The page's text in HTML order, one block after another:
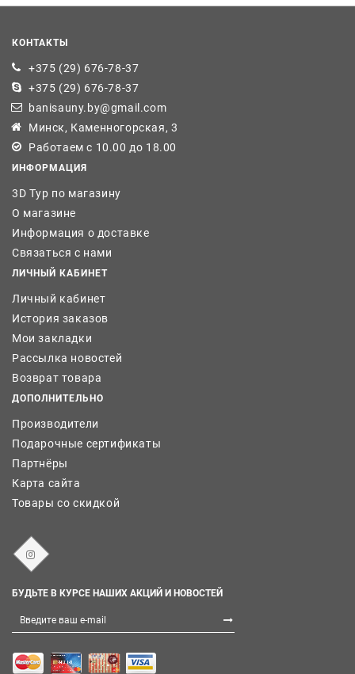
КОНТАКТЫ
+375 (29) 676-78-37
+375 (29) 676-78-37
banisauny.by@gmail.com
Минск, Каменногорская, 3
Работаем с 10.00 до 18.00
ИНФОРМАЦИЯ
3D Тур по магазину
О магазине
Информация о доставке
Связаться с нами
ЛИЧНЫЙ КАБИНЕТ
Личный кабинет
История заказов
Мои закладки
Рассылка новостей
Возврат товара
ДОПОЛНИТЕЛЬНО
Производители
Подарочные сертификаты
Партнёры
Карта сайта
Товары со скидкой
БУДЬТЕ В КУРСЕ НАШИХ АКЦИЙ И НОВОСТЕЙ